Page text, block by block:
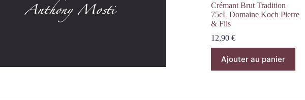
Crémant Brut Tradition
75cL Domaine Koch Pierre
& Fils
12,90 €
Ajouter au panier